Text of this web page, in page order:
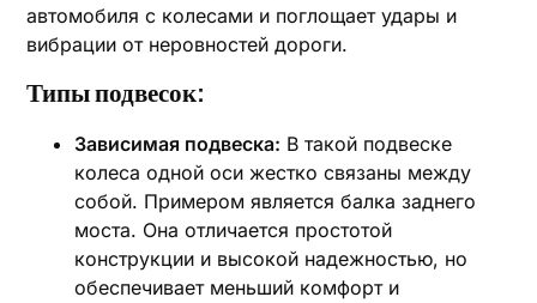
автомобиля с колесами и поглощает удары и
вибрации от неровностей дороги.
Типы подвесок:
Зависимая подвеска: В такой подвеске
колеса одной оси жестко связаны между
собой. Примером является балка заднего
моста. Она отличается простотой
конструкции и высокой надежностью, но
обеспечивает меньший комфорт и